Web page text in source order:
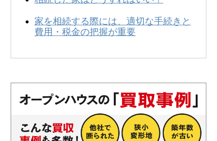
家を相続する際には、適切な手続きと
費用・税金の把握が重要